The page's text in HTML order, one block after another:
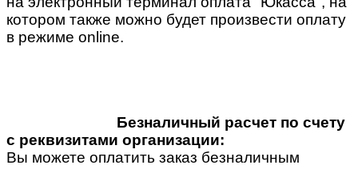
котором также можно будет произвести оплату
в режиме online.
Безналичный расчет по счету
с реквизитами организации:
Вы можете оплатить заказ безналичным